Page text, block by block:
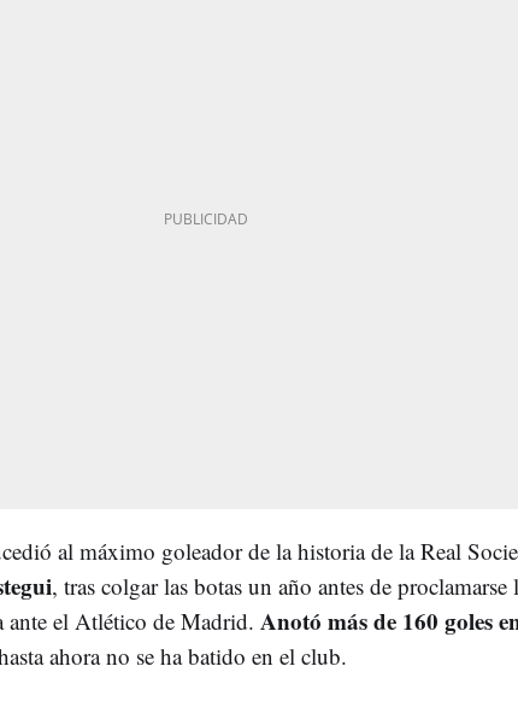
al máximo goleador de la historia de la Real
, tras colgar las botas un año antes de proclamarse
ante el Atlético de Madrid. Anotó más de 160 goles
ahora no se ha batido en el club.